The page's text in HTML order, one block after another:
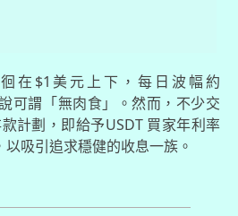
在$1美元上下，每日波幅約
可謂「無肉食」。然而，不少交
計劃，即給予USDT 買家年利率
吸引追求穩健的收息一族。